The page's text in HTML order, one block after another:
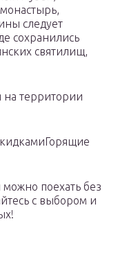
следует
сохранились
святилищ,
на территории
поехать без
с выбором и